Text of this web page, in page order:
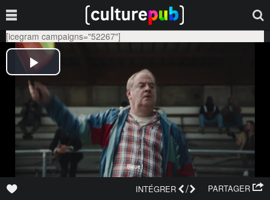
[icegram campaigns="52267"]
PARTAGER
INTÉGRER /